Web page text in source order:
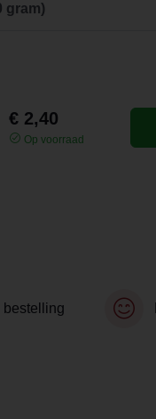
gram)
€ 2,40
Op voorraad
bestelling